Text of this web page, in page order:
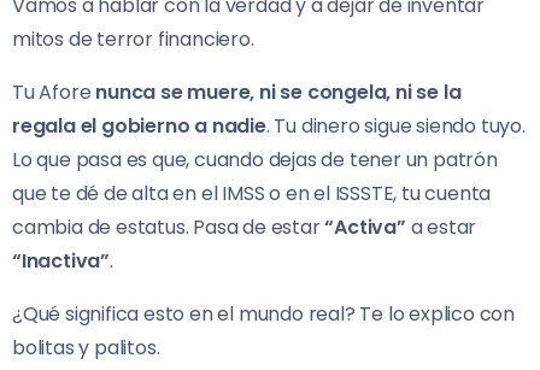
mitos de terror financiero.
Tu Afore nunca se muere, ni se congela, ni se la
regala el gobierno a nadie. Tu dinero sigue siendo tuyo.
Lo que pasa es que, cuando dejas de tener un patrón
que te dé de alta en el IMSS o en el ISSSTE, tu cuenta
cambia de estatus. Pasa de estar“Activa” a estar
“Inactiva”.
¿Qué significa esto en el mundo real? Te lo explico con
bolitas y palitos.